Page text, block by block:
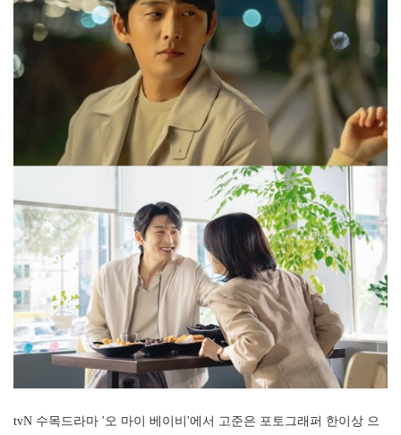
tvN 수목드라마 '오 마이 베이비'에서 고준은 포토그래퍼 한이상 으